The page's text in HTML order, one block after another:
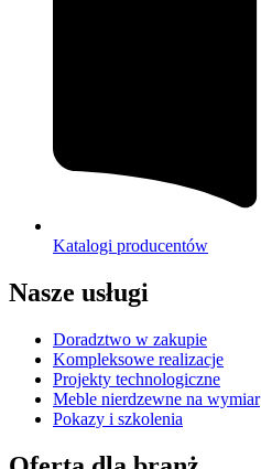
Katalogi producentów
Nasze usługi
Doradztwo w zakupie
Kompleksowe realizacje
Projekty technologiczne
Meble nierdzewne na wymiar
Pokazy i szkolenia